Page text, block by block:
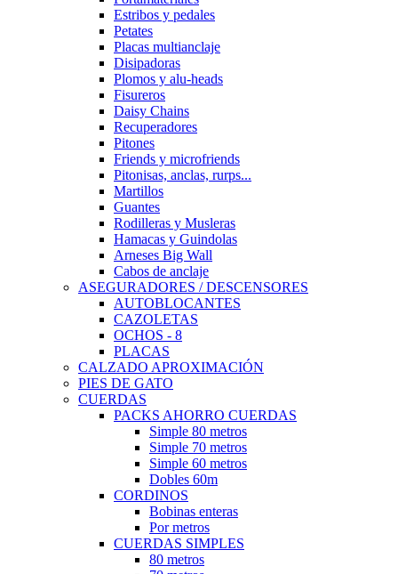
Estribos y pedales
Petates
Placas multianclaje
Disipadoras
Plomos y alu-heads
Fisureros
Daisy Chains
Recuperadores
Pitones
Friends y microfriends
Pitonisas, anclas, rurps...
Martillos
Guantes
Rodilleras y Musleras
Hamacas y Guindolas
Arneses Big Wall
Cabos de anclaje
ASEGURADORES / DESCENSORES
AUTOBLOCANTES
CAZOLETAS
OCHOS - 8
PLACAS
CALZADO APROXIMACIÓN
PIES DE GATO
CUERDAS
PACKS AHORRO CUERDAS
Simple 80 metros
Simple 70 metros
Simple 60 metros
Dobles 60m
CORDINOS
Bobinas enteras
Por metros
CUERDAS SIMPLES
80 metros